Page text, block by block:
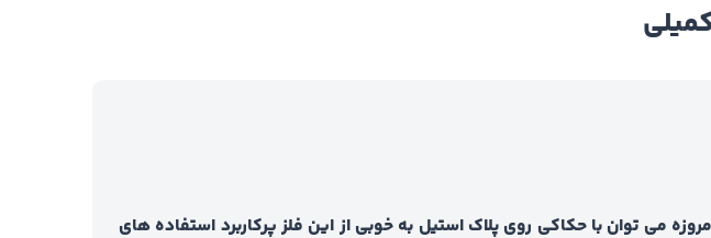
می توان با حکاکی روی پلاک استیل به خوبی از این فلز پرکاربرد استفاده های